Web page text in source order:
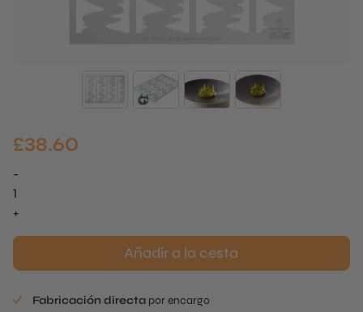
£38.60
-
Silueta
de
cantidad
+
Añadir a la cesta
Fabricación directa por encargo